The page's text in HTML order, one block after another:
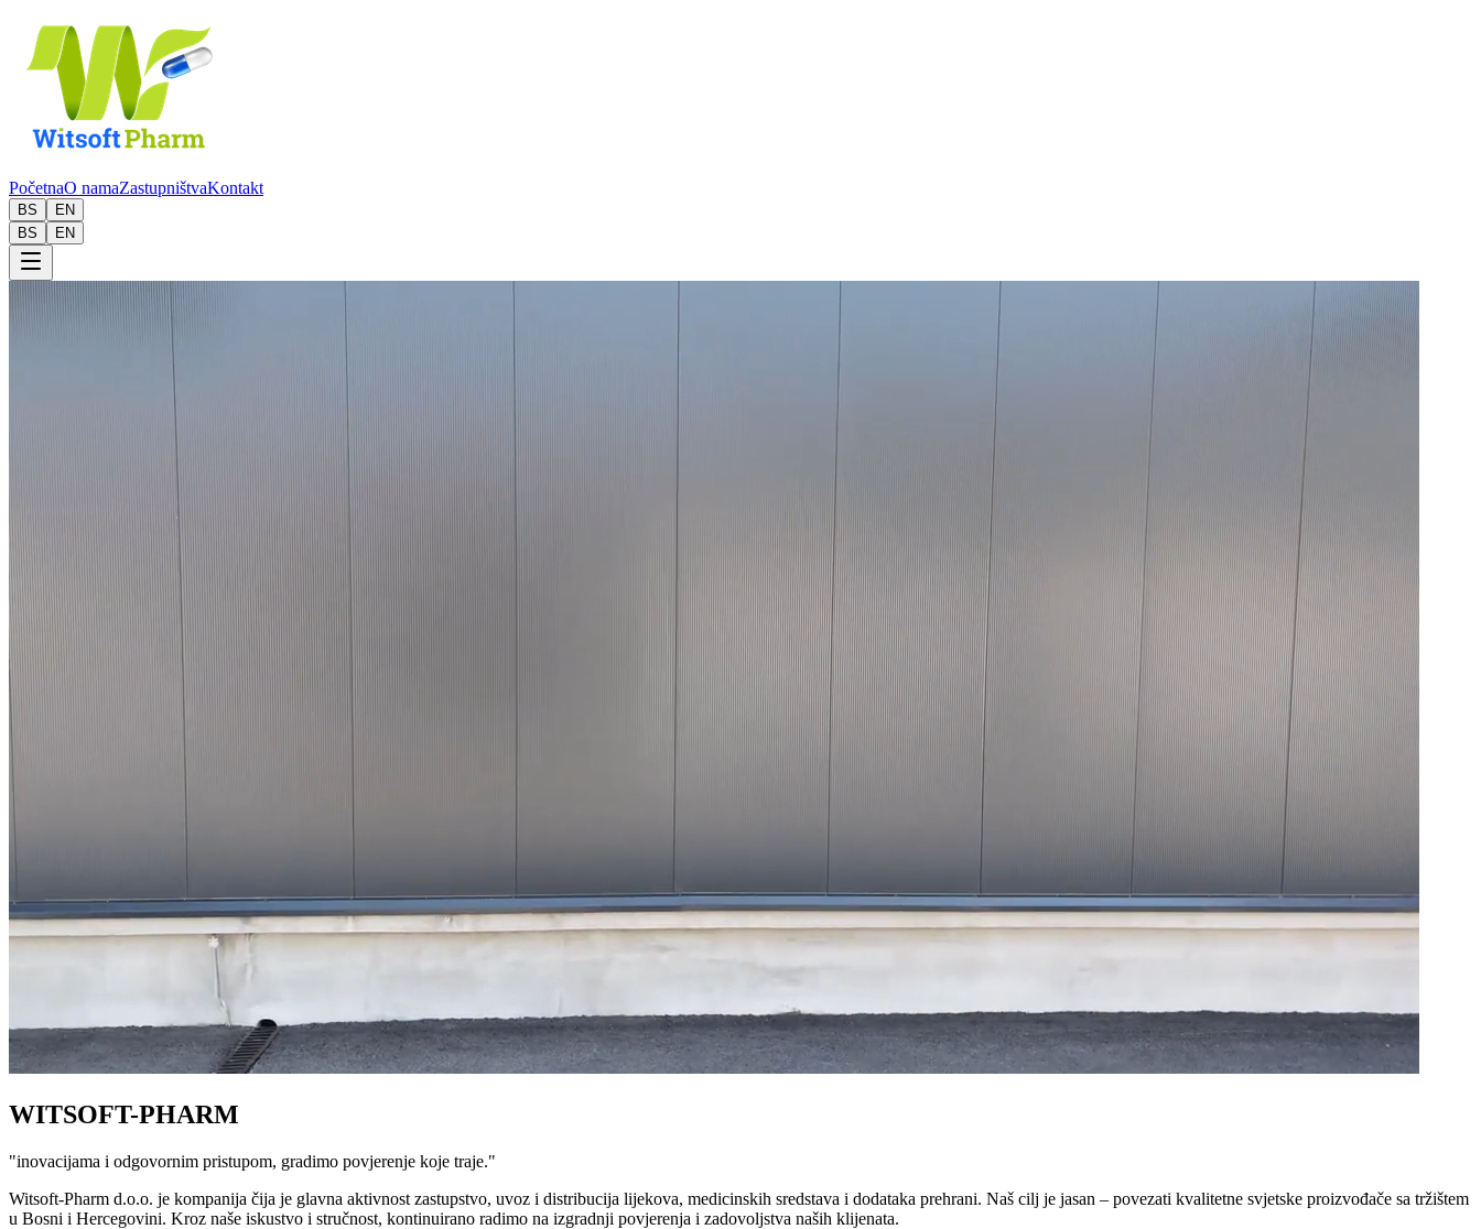
PočetnaO namaZastupništvaKontakt
BS
EN
BS
EN
WITSOFT-PHARM
"inovacijama i odgovornim pristupom, gradimo povjerenje koje traje."
Witsoft-Pharm d.o.o. je kompanija čija je glavna aktivnost zastupstvo, uvoz i distribucija lijekova, medicinskih sredstava i dodataka prehrani. Naš cilj je jasan – povezati kvalitetne svjetske proizvođače sa tržištem
u Bosni i Hercegovini. Kroz naše iskustvo i stručnost, kontinuirano radimo na izgradnji povjerenja i zadovoljstva naših klijenata.